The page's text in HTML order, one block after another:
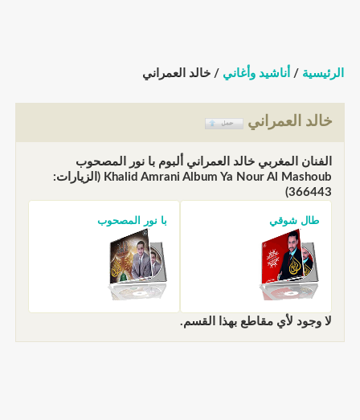
الرئيسية / أناشيد وأغاني / خالد العمراني
خالد العمراني
الفنان المغربي خالد العمراني ألبوم با نور المصحوب
Khalid Amrani Album Ya Nour Al Mashoub (الزيارات:
366443)
طال شوقي با نور المصحوب
لا وجود لأي مقاطع بهذا القسم.